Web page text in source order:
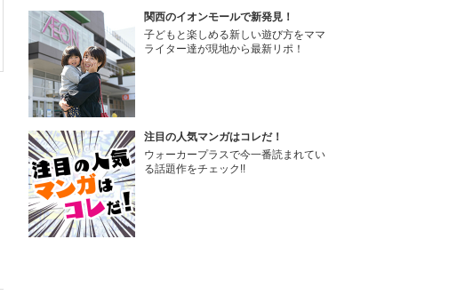
関西のイオンモールで新発見！
子どもと楽しめる新しい遊び方をママ
ライター達が現地から最新リポ！
注目の人気マンガはコレだ！
ウォーカープラスで今一番読まれてい
る話題作をチェック!!